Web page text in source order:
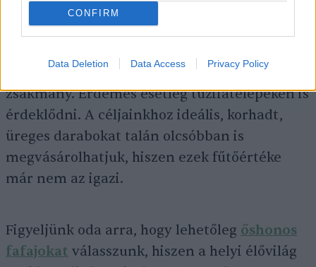
CONFIRM
Data Deletion Data Access Privacy Policy
fát vágnak ki, esetleg valamelyik
szomszédunknál láncfűrésszel dolgoznak,
nagyobb a rönk átmérője, annál értékesebb a
zsákmány. Érdemes esetleg tűzifatelepeken is
érdeklődni. A céljainkhoz ideális, korhadt,
üreges darabokat talán olcsóbban is
megvásárolhatjuk, hiszen ezek fűtőértéke
már nem az igazi.
Figyeljünk oda arra, hogy lehetőleg őshonos
fafajokat válasszunk, hiszen a helyi élővilág